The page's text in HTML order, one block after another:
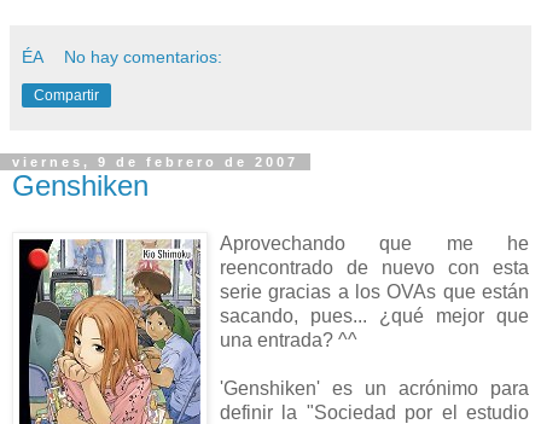
ÉA No hay comentarios:
Compartir
viernes, 9 de febrero de 2007
Genshiken
Aprovechando que me he
reencontrado de nuevo con esta
serie gracias a los OVAs que están
sacando, pues... ¿qué mejor que
una entrada? ^^
'Genshiken' es un acrónimo para
definir la "Sociedad por el estudio